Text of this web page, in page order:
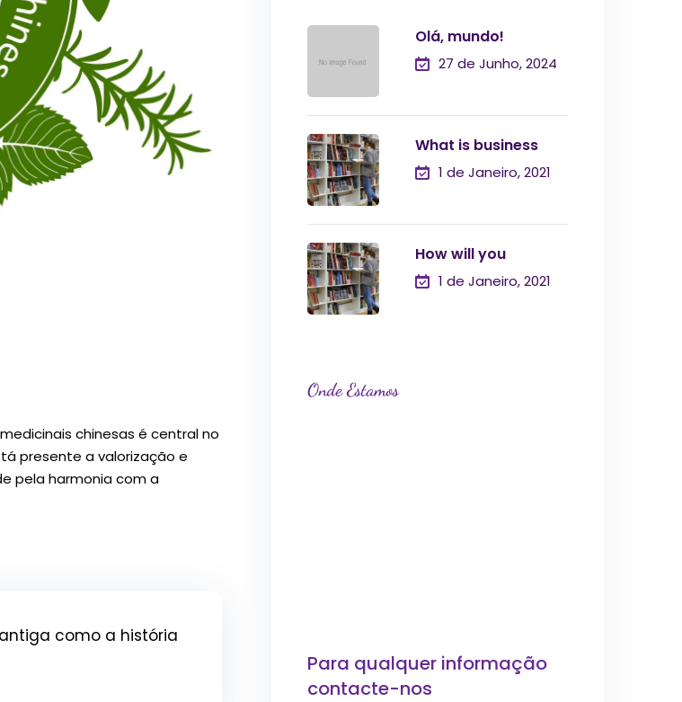
chinesas é central no
presente a valorização e
pela harmonia com a
como a história
Olá, mundo!
27 de Junho, 2024
What is business
1 de Janeiro, 2021
How will you
1 de Janeiro, 2021
Onde Estamos
Para qualquer informação
contacte-nos